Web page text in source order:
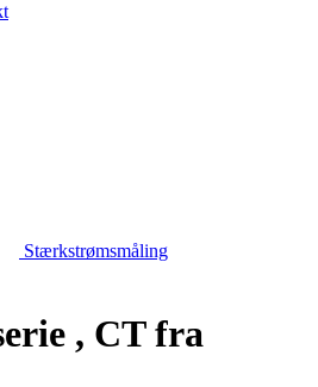
Stærkstrømsmåling
, CT fra